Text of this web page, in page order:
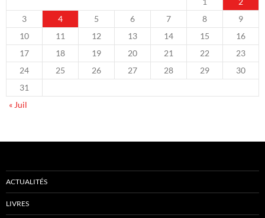
3
4 5 6 7 8
9
10
11 12 13 14 15
16
17
18 19 20 21 22
23
24
25 26 27 28 29
30
31
« Juil
ACTUALITÉS
LIVRES